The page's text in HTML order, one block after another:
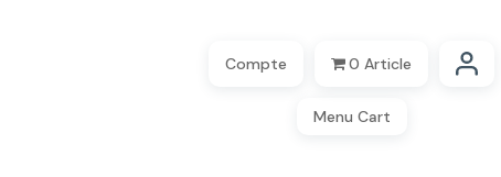
Compte 0 Article
Menu Cart